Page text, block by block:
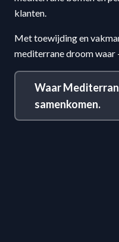
klanten.
Met toewijding en
mediterrane droom waar
Waar
samenkomen.